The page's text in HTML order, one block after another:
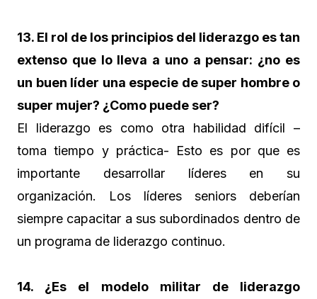
13. El rol de los principios del liderazgo es tan
extenso que lo lleva a uno a pensar: ¿no es
un buen líder una especie de super hombre o
super mujer? ¿Como puede ser?
El liderazgo es como otra habilidad difícil –
toma tiempo y práctica- Esto es por que es
importante desarrollar líderes en su
organización. Los líderes seniors deberían
siempre capacitar a sus subordinados dentro de
un programa de liderazgo continuo.
14. ¿Es el modelo militar de liderazgo